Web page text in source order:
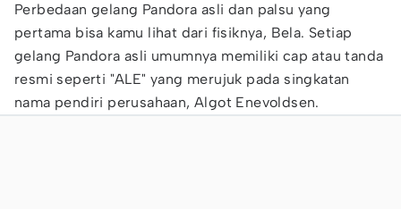
Perbedaan gelang Pandora asli dan palsu yang
pertama bisa kamu lihat dari fisiknya, Bela. Setiap
gelang Pandora asli umumnya memiliki cap atau tanda
resmi seperti "ALE" yang merujuk pada singkatan
nama pendiri perusahaan, Algot Enevoldsen.